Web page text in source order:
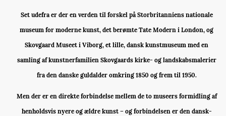
Set udefra er der en verden til forskel på Storbritanniens nationale
museum for moderne kunst, det berømte Tate Modern i London, og
Skovgaard Museet i Viborg, et lille, dansk kunstmuseum med en
samling af kunstnerfamilien Skovgaards kirke- og landskabsmalerier
fra den danske guldalder omkring 1850 og frem til 1950.
Men der er en direkte forbindelse mellem de to museers formidling af
henholdsvis nyere og ældre kunst – og forbindelsen er den dansk-